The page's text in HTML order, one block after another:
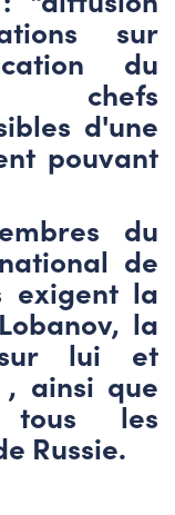
sur
du
chefs
d'une
pouvant
du
de
exigent la
la
lui et
, ainsi que
les
Russie.